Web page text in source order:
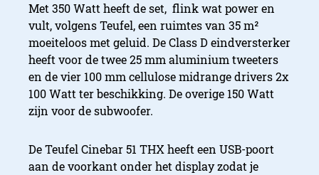
Met 350 Watt heeft de set, flink wat power en
vult, volgens Teufel, een ruimtes van 35 m²
moeiteloos met geluid. De Class D eindversterker
heeft voor de twee 25 mm aluminium tweeters
en de vier 100 mm cellulose midrange drivers 2x
100 Watt ter beschikking. De overige 150 Watt
zijn voor de subwoofer.
De Teufel Cinebar 51 THX heeft een USB-poort
aan de voorkant onder het display zodat je